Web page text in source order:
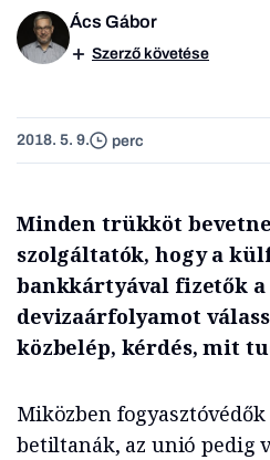
Ács Gábor
Szerző követése
2018. 5. 9. perc
Minden trükköt
szolgáltatók, hogy a
bankkártyával fizetők a
devizaárfolyamot
közbelép, kérdés, mit
Miközben
betiltanák, az unió pedig